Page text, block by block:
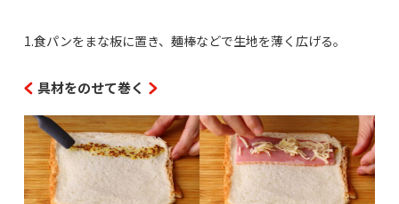
1.食パンをまな板に置き、麺棒などで生地を薄く広げる。
具材をのせて巻く